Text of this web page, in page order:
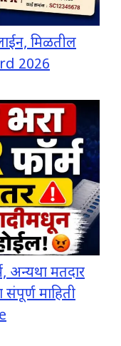
मिळतील
2026
अन्यथा मतदार
माहिती